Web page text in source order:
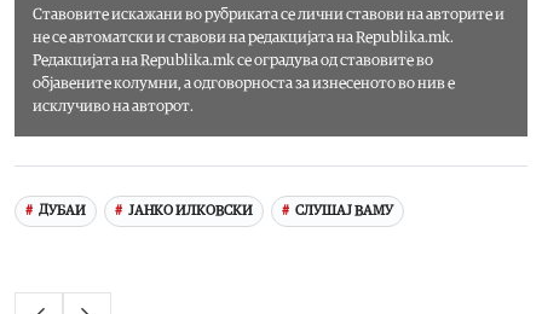
Ставовите искажани во рубрикатасе лични ставови на авторите и
не се автоматски и ставови на редакцијата на Republika.mk.
Редакцијата на Republika.mk се оградува од ставовите во
објавените колумни, а одговорноста за изнесеното во нив е
исклучиво на авторот.
ДУБАИ ЈАНКО ИЛКОВСКИ СЛУШАЈ ВАМУ